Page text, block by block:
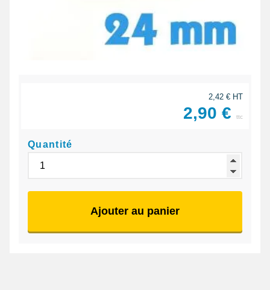
2,42 € HT
2,90 € ttc
Quantité
Ajouter au panier